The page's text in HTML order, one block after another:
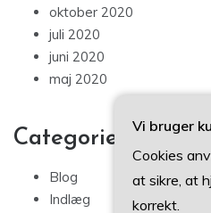
oktober 2020
juli 2020
juni 2020
maj 2020
Categories
Blog
Indlæg
Vi bruger
Cookies
at sikre, at
korrekt.